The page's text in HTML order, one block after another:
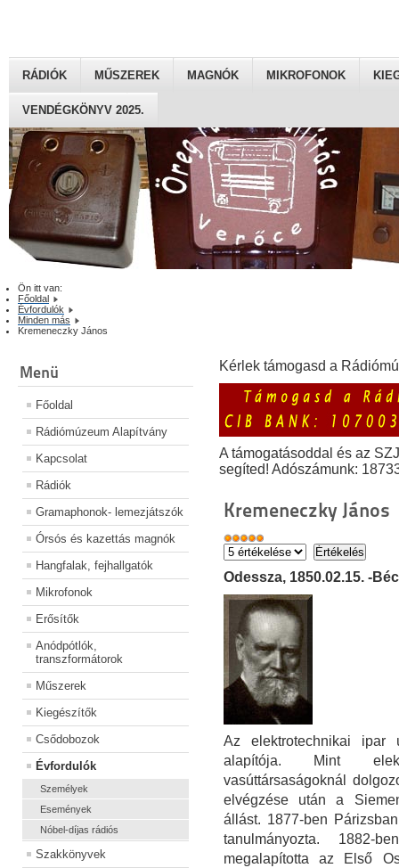
RÁDIÓK MŰSZEREK MAGNÓK MIKROFONOK
VENDÉGKÖNYV 2025.
Ön itt van:
Főoldal
Évfordulók
Minden más
Kremeneczky János
Menü
Főoldal
Rádiómúzeum Alapítvány
Kapcsolat
Rádiók
Gramaphonok- lemezjátszók
Órsós és kazettás magnók
Hangfalak, fejhallgatók
Mikrofonok
Erősítők
Anódpótlók,
transzformátorok
Műszerek
Kiegészítők
Csődobozok
Évfordulók
Személyek
Események
Nóbel-díjas rádiós
Szakkönyvek
Kérlek támogasd a
A támogatásoddal és az
segíted! Adószámunk:
Kremeneczky János
Odessza, 1850.02.15. -
Az elektrotechnikai ipar
alapítója. Mint
vasúttársaságoknál
elvégzése után a
állást. 1877-ben
tanulmányozta. 1882-
megalapította az Első